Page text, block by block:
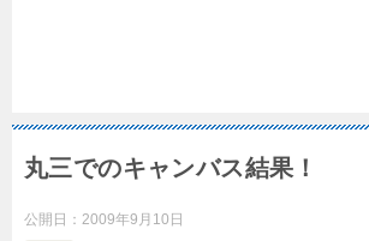
丸三でのキャンバス結果！
公開日： 2009年9月10日